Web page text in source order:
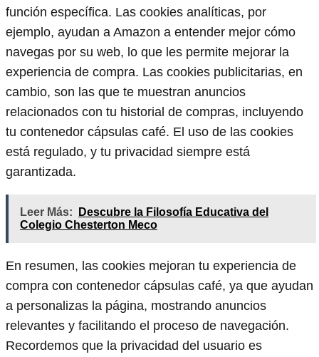
función específica. Las cookies analíticas, por
ejemplo, ayudan a Amazon a entender mejor cómo
navegas por su web, lo que les permite mejorar la
experiencia de compra. Las cookies publicitarias, en
cambio, son las que te muestran anuncios
relacionados con tu historial de compras, incluyendo
tu contenedor cápsulas café. El uso de las cookies
está regulado, y tu privacidad siempre está
garantizada.
Leer Más:
Descubre la Filosofía Educativa del
Colegio Chesterton Meco
En resumen, las cookies mejoran tu experiencia de
compra con contenedor cápsulas café, ya que ayudan
a personalizas la página, mostrando anuncios
relevantes y facilitando el proceso de navegación.
Recordemos que la privacidad del usuario es